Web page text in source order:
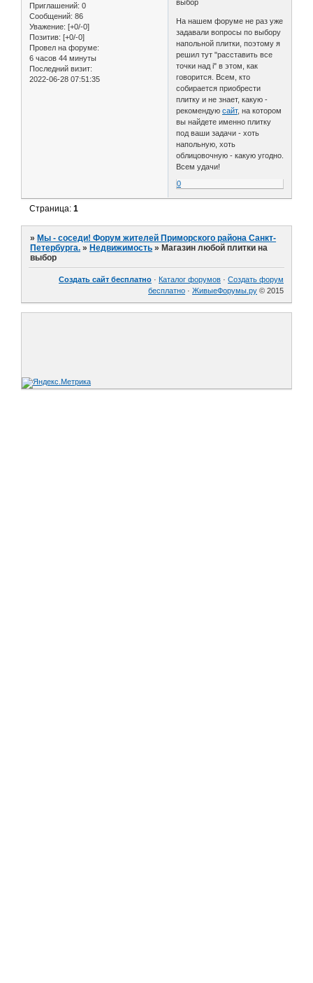
Приглашений: 0
Сообщений: 86
Уважение: [+0/-0]
Позитив: [+0/-0]
Провел на форуме:
6 часов 44 минуты
Последний визит:
2022-06-28 07:51:35
На нашем форуме не раз уже
задавали вопросы по выбору
напольной плитки, поэтому я
решил тут "расставить все
точки над i" в этом, как
говорится. Всем, кто
собирается приобрести
плитку и не знает, какую -
рекомендуюсайт, на котором
вы найдете именно плитку
под ваши задачи - хоть
напольную, хоть
облицовочную - какую угодно.
Всем удачи!
0
Страница:1
»Мы - соседи! Форум жителей Приморского района Санкт-
Петербурга. »Недвижимость »Магазин любой плитки на
выбор
Создать сайт бесплатно · Каталог форумов · Создать форум
бесплатно · ЖивыеФорумы.ру © 2015